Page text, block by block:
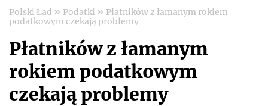
Polski Ład » Podatki » Płatników z łamanym rokiem
podatkowym czekają problemy
Płatników z łamanym
rokiem podatkowym
czekają problemy